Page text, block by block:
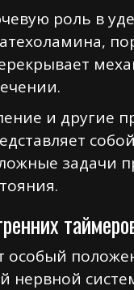
роль в
и другие
задачи